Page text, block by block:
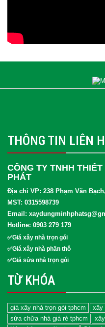
THÔNG TIN LIÊN
CÔNG TY TNHH
PHÁT
Địa chỉ VP: 238 Phạm Văn
MST: 0315598739
Email:
Hotline: 0903 279 179
✅Giá xây nhà trọn gói
✅Giá xây nhà phần thô
✅Giá sửa nhà trọn gói
TỪ KHÓA
giá xây nhà trọn gói tphcm
xây
sửa chữa nhà giá rẻ tphcm